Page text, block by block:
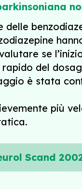
se
del
è stata
più
Scand